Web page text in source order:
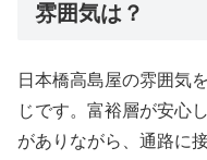
雰囲気は？
日本橋高島屋の雰囲気
じです。富裕層が安心
がありながら、通路に